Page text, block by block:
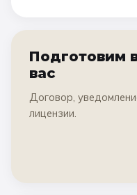
Подготовим
вас
Договор,
лицензии.